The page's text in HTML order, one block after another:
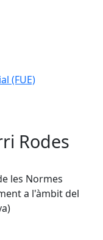
(FUE)
Rodes
les Normes
a l'àmbit del